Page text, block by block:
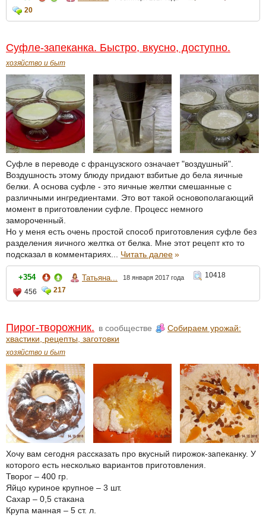
20
Суфле-запеканка. Быстро, вкусно, доступно.
хозяйство и быт
Суфле в переводе с французского означает "воздушный".
Воздушность этому блюду придают взбитые до бела яичные
белки. А основа суфле - это яичные желтки смешанные с
различными ингредиентами. Это вот такой основополагающий
момент в приготовлении суфле. Процесс немного
замороченный.
Но у меня есть очень простой способ приготовления суфле без
разделения яичного желтка от белка. Мне этот рецепт кто то
подсказал в комментариях... Читать далее»
+354 Татьяна... 18 января 2017 года
10418
456
217
Пирог-творожник. в сообществе
Собираем урожай:
хвастики, рецепты, заготовки
хозяйство и быт
Хочу вам сегодня рассказать про вкусный пирожок-запеканку. У
которого есть несколько вариантов приготовления.
Творог – 400 гр.
Яйцо куриное крупное – 3 шт.
Сахар – 0,5 стакана
Крупа манная – 5 ст. л.